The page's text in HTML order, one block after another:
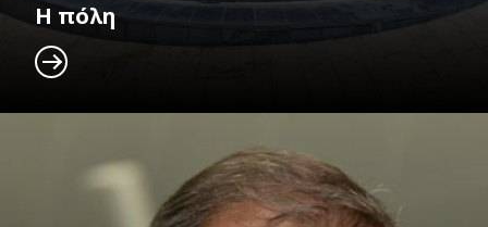
Η πόλη